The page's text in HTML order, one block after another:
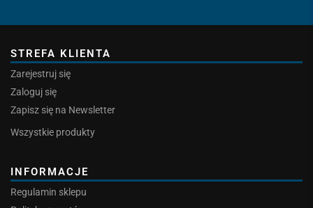
STREFA KLIENTA
Zarejestruj się
Zaloguj się
Zapisz się na Newsletter
Wszystkie produkty
INFORMACJE
Regulamin sklepu